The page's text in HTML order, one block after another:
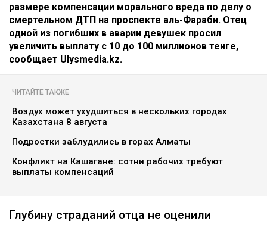
Отец погибшей в ДТП на аль-
Фараби потребовал с Александра
Пака 100 миллионов